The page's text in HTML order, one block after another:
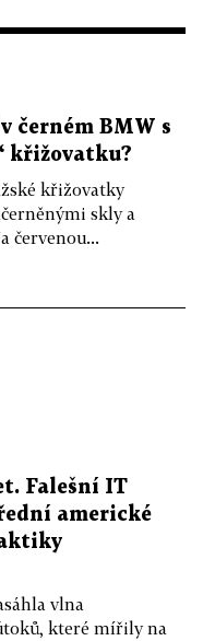
černém BMW s
křižovatku?
křižovatky
skly a
červenou...
Falešní IT
americké
vlna
které mířily na